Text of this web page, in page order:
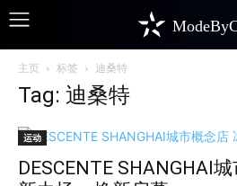
主页 标签 迪桑特
Tag: 迪桑特
运动
DESCENTE SHANGHAI